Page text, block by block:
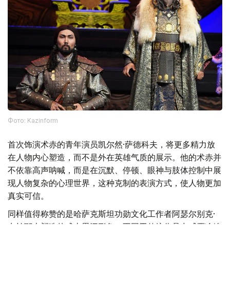
Фото: Kazinform
首次饰演术赤的青年演员凯尔然·萨德科夫，将更多精力放
在人物内心塑造，而不是外在英雄气质的展示。他的术赤并
不依靠高声呐喊，而是在沉默、停顿、眼神与肢体控制中展
现人物复杂的心理世界，这种克制的表演方式，使人物更加
真实可信。
同样值得称赞的是哈萨克斯坦功勋文化工作者阿瑟尔别克·
卡帕耶夫塑造的成吉思汗形象。不同于传统作品中威严冷峻